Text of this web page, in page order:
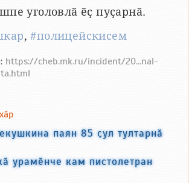
уголовлӑ ӗҫ пуҫарнӑ.
,#полицейскисем
https://cheb.mk.ru/incident/20...nal-
паян 85 ҫул тултарнӑ
урамӗнче кам пистолетран